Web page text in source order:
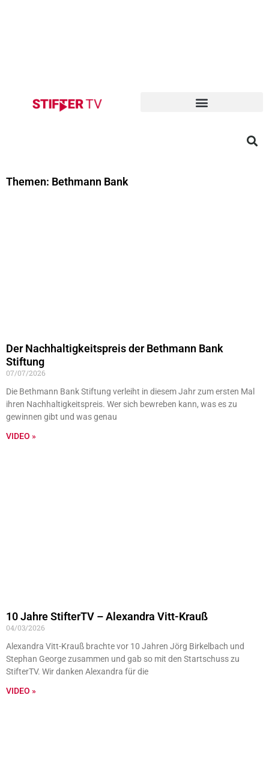
Themen: Bethmann Bank
Der Nachhaltigkeitspreis der Bethmann Bank
Stiftung
07/07/2026
Die Bethmann Bank Stiftung verleiht in diesem Jahr zum ersten Mal
ihren Nachhaltigkeitspreis. Wer sich bewreben kann, was es zu
gewinnen gibt und was genau
VIDEO »
10 Jahre StifterTV – Alexandra Vitt-Krauß
04/03/2026
Alexandra Vitt-Krauß brachte vor 10 Jahren Jörg Birkelbach und
Stephan George zusammen und gab so mit den Startschuss zu
StifterTV. Wir danken Alexandra für die
VIDEO »